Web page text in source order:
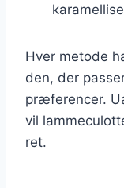
Hver metode
den, der
præferencer.
vil
ret.